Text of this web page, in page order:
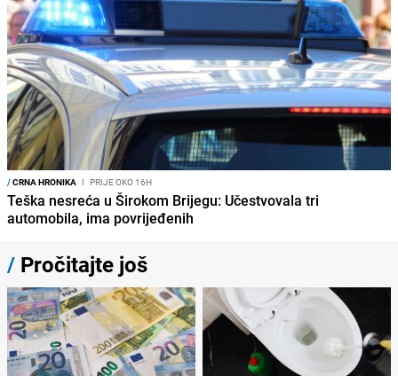
/CRNA HRONIKA I PRIJE OKO 16H
Teška nesreća u Širokom Brijegu: Učestvovala tri
automobila, ima povrijeđenih
/ Pročitajte još